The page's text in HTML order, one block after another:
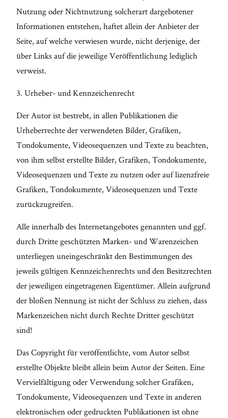
Nutzung oder Nichtnutzung solcherart dargebotener
Informationen entstehen, haftet allein der Anbieter der
Seite, auf welche verwiesen wurde, nicht derjenige, der
über Links auf die jeweilige Veröffentlichung lediglich
verweist.
3. Urheber- und Kennzeichenrecht
Der Autor ist bestrebt, in allen Publikationen die
Urheberrechte der verwendeten Bilder, Grafiken,
Tondokumente, Videosequenzen und Texte zu beachten,
von ihm selbst erstellte Bilder, Grafiken, Tondokumente,
Videosequenzen und Texte zu nutzen oder auf lizenzfreie
Grafiken, Tondokumente, Videosequenzen und Texte
zurückzugreifen.
Alle innerhalb des Internetangebotes genannten und ggf.
durch Dritte geschützten Marken- und Warenzeichen
unterliegen uneingeschränkt den Bestimmungen des
jeweils gültigen Kennzeichenrechts und den Besitzrechten
der jeweiligen eingetragenen Eigentümer. Allein aufgrund
der bloßen Nennung ist nicht der Schluss zu ziehen, dass
Markenzeichen nicht durch Rechte Dritter geschützt
sind!
Das Copyright für veröffentlichte, vom Autor selbst
erstellte Objekte bleibt allein beim Autor der Seiten. Eine
Vervielfältigung oder Verwendung solcher Grafiken,
Tondokumente, Videosequenzen und Texte in anderen
elektronischen oder gedruckten Publikationen ist ohne